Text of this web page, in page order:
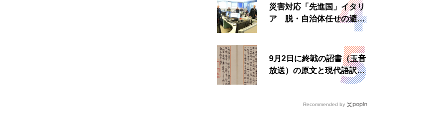
災害対応「先進国」イタリ
ア 脱・自治体任せの避難
所運営、被災者への温かい
9月2日に終戦の詔書（玉音
放送）の原文と現代語訳を
読む もう一つの「終戦の
Recommended by